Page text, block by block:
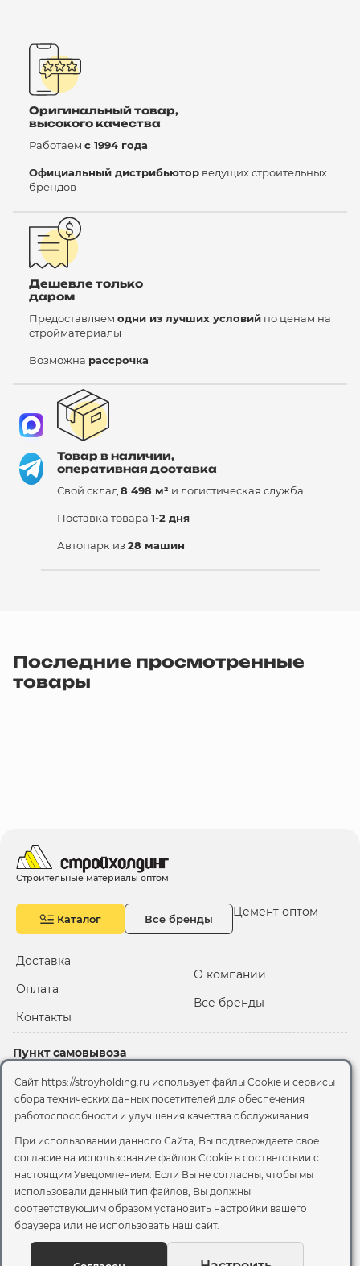
Оригинальный товар,
высокого качества
Работаем с 1994 года
Официальный дистрибьютор ведущих строительных
брендов
Дешевле только
даром
Предоставляем одни из лучших условий по ценам на
стройматериалы
Возможна рассрочка
Товар в наличии,
оперативная доставка
Свой склад 8 498 м² и логистическая служба
Поставка товара 1-2 дня
Автопарк из 28 машин
Последние просмотренные
товары
Строительные материалы оптом
Каталог Все бренды Цемент оптом
Доставка
Оплата
Контакты
О компании
Все бренды
Пункт самовывоза
2-й Иртышский проезд,
территория 2А стр.3
Офис
Москва, ул. Вятская, 49с1
© 2026 Стройхолдинг | г. Москва
Договор оферта
Политика конфиденциальности
Сайт https://stroyholding.ru использует файлы Cookie и сервисы
сбора технических данных посетителей для обеспечения
работоспособности и улучшения качества обслуживания.
При использовании данного Сайта, Вы подтверждаете свое
согласие на использование файлов Cookie в соответствии с
настоящим Уведомлением. Если Вы не согласны, чтобы мы
использовали данный тип файлов, Вы должны
соответствующим образом установить настройки вашего
браузера или не использовать наш сайт.